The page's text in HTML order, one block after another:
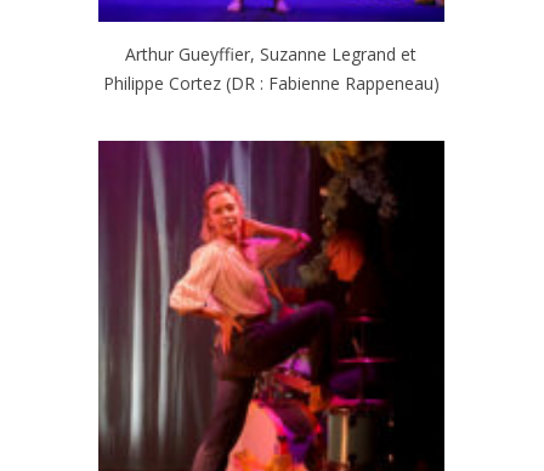
Arthur Gueyffier, Suzanne Legrand et
Philippe Cortez (DR : Fabienne Rappeneau)